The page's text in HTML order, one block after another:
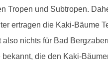
Tropen und Subtropen.
ertragen die Kaki-Bäume
nichts für Bad
die den Kaki-